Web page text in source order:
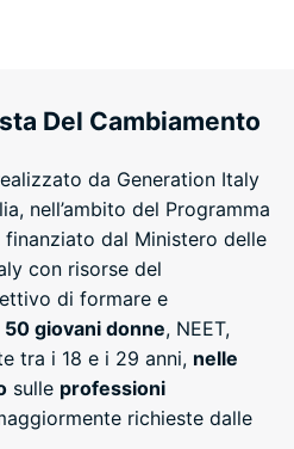
Del Cambiamento
da Generation Italy
nell’ambito del Programma
finanziato dal Ministero delle
con risorse del
di formare e
50 giovani donne, NEET,
tra i 18 e i 29 anni, nelle
sulle professioni
richieste dalle